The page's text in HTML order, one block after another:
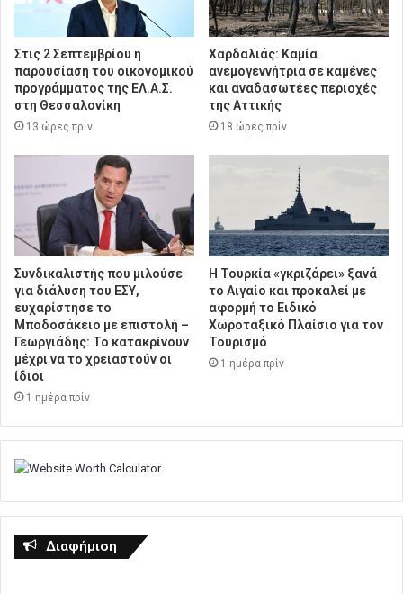
Στις 2 Σεπτεμβρίου η
παρουσίαση του οικονομικού
προγράμματος της ΕΛ.Α.Σ.
στη Θεσσαλονίκη
13 ώρες πρίν
Χαρδαλιάς: Καμία
ανεμογεννήτρια σε καμένες
και αναδασωτέες περιοχές
της Αττικής
18 ώρες πρίν
Συνδικαλιστής που μιλούσε
για διάλυση του ΕΣΥ,
ευχαρίστησε το
Μποδοσάκειο με επιστολή –
Γεωργιάδης: Το κατακρίνουν
μέχρι να το χρειαστούν οι
ίδιοι
1 ημέρα πρίν
Η Τουρκία «γκριζάρει» ξανά
το Αιγαίο και προκαλεί με
αφορμή το Ειδικό
Χωροταξικό Πλαίσιο για τον
Τουρισμό
1 ημέρα πρίν
Διαφήμιση